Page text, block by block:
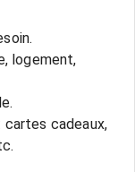
logement,
cartes cadeaux,